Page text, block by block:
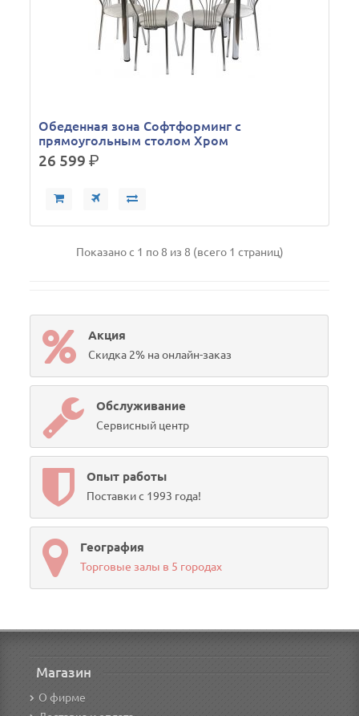
Обеденная зона Софтформинг с
прямоугольным столом Хром
26 599р.
Показано с 1 по 8 из 8 (всего 1 страниц)
Акция
Скидка 2% на онлайн-заказ
Обслуживание
Сервисный центр
Опыт работы
Поставки с 1993 года!
География
Торговые залы в 5 городах
Магазин
О фирме